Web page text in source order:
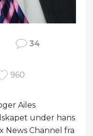
34
960
Ailes
under hans
News Channel fra